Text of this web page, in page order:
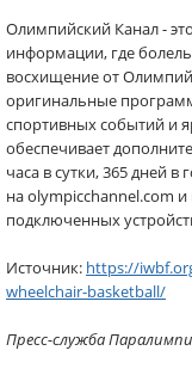
Олимпийский Канал -
информации, где
восхищение от
оригинальные
спортивных событий и
обеспечивает
часа в сутки, 365 дней
на olympicchannel.com
подключенных
Источник: https://
wheelchair-basketball/
Пресс-служба